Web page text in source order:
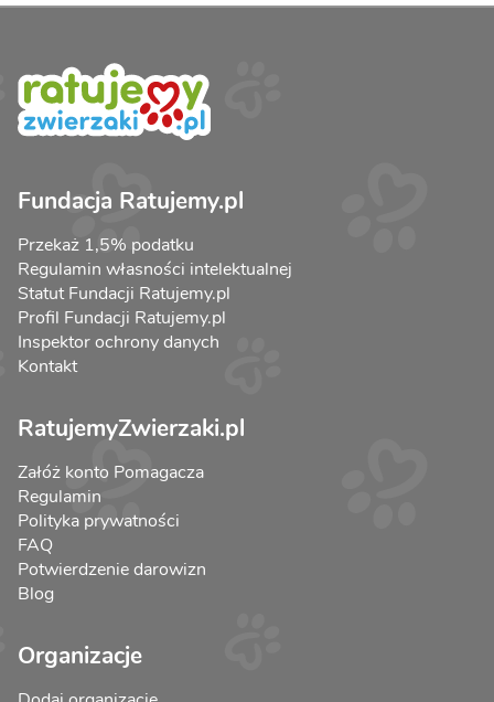
Fundacja Ratujemy.pl
Przekaż 1,5% podatku
Regulamin własności intelektualnej
Statut Fundacji Ratujemy.pl
Profil Fundacji Ratujemy.pl
Inspektor ochrony danych
Kontakt
RatujemyZwierzaki.pl
Załóż konto Pomagacza
Regulamin
Polityka prywatności
FAQ
Potwierdzenie darowizn
Blog
Organizacje